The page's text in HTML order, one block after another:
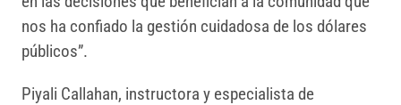
nos ha confiado la gestión cuidadosa de los dólares
públicos”.
Piyali Callahan, instructora y especialista de